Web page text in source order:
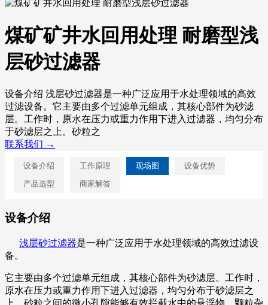
煤矿矿井水回用处理 耐磨型浅
层砂过滤器
设备介绍 浅层砂过滤器是一种广泛应用于水处理领域的高效
过滤设备。它主要由多个过滤单元组成，其核心部件为砂滤
层。工作时，原水在压力或重力作用下进入过滤器，均匀分布
于砂滤层之上。砂粒之
联系我们 →
设备介绍 工作原理 现场图
设备优势
产品选型
商家解答
设备介绍
浅层砂过滤器是一种广泛应用于水处理领域的高效过滤设
备。
它主要由多个过滤单元组成，其核心部件为砂滤层。工作时，
原水在压力或重力作用下进入过滤器，均匀分布于砂滤层之
上。砂粒之间的微小孔隙能够有效拦截水中的悬浮物、颗粒杂